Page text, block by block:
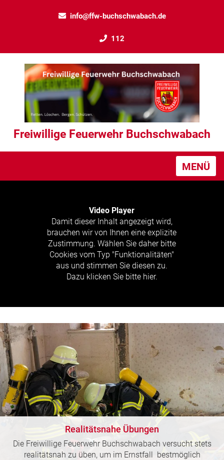
info@ffw-buchschwabach.de
112
Freiwillige Feuerwehr Buchschwabach
MENÜ
Video Player
Damit dieser Inhalt angezeigt wird,
brauchen wir von Ihnen eine explizite
Zustimmung. Wählen Sie daher bitte
Cookies vom Typ "Funktionalitäten"
aus und stimmen Sie diesen zu.
Dazu klicken Sie bitte hier.
Realitätsnahe Übungen
Die Freiwillige Feuerwehr Buchschwabach versucht stets
realitätsnah zu üben, um im Ernstfall bestmöglich